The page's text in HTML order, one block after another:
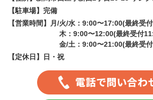
【駐車場】 完備
【営業時間】
月/火/水：9:00〜17:00(最終受
木：9:00〜12:00(最終受付
金/土：9:00〜21:00(最終受
【定休日】
日・祝